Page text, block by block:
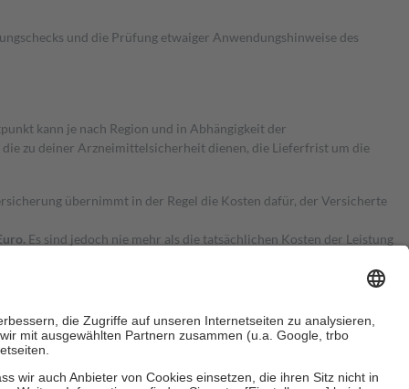
und die Prüfung etwaiger Anwendungshinweise des
kann je nach Region und in Abhängigkeit der
zu deiner Arzneimittelsicherheit dienen, die Lieferfrist um die
übernimmt in der Regel die Kosten dafür, der Versicherte
Es sind jedoch nie mehr als die tatsächlichen Kosten der Leistung
Zuzahlungen an bei: